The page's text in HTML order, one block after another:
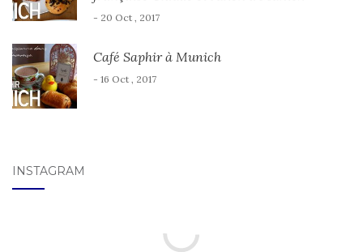
- 20 Oct , 2017
Café Saphir à Munich
- 16 Oct , 2017
INSTAGRAM